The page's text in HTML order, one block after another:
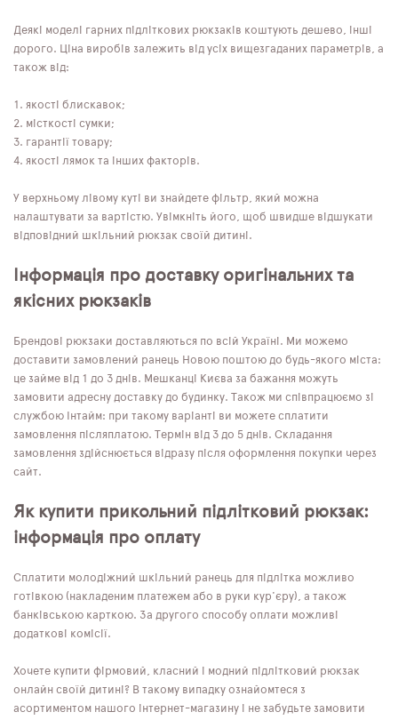
Деякі моделі гарних підліткових рюкзаків коштують дешево, інші
дорого. Ціна виробів залежить від усіх вищезгаданих параметрів, а
також від:
якості блискавок;
місткості сумки;
гарантії товару;
якості лямок та інших факторів.
У верхньому лівому куті ви знайдете фільтр, який можна
налаштувати за вартістю. Увімкніть його, щоб швидше відшукати
відповідний шкільний рюкзак своїй дитині.
Інформація про доставку оригінальних та
якісних рюкзаків
Брендові рюкзаки доставляються по всій Україні. Ми можемо
доставити замовлений ранець Новою поштою до будь-якого міста:
це займе від 1 до 3 днів. Мешканці Києва за бажання можуть
замовити адресну доставку до будинку. Також ми співпрацюємо зі
службою Інтайм: при такому варіанті ви можете сплатити
замовлення післяплатою. Термін від 3 до 5 днів. Складання
замовлення здійснюється відразу після оформлення покупки через
сайт.
Як купити прикольний підлітковий рюкзак:
інформація про оплату
Сплатити молодіжний шкільний ранець для підлітка можливо
готівкою (накладеним платежем або в руки кур'єру), а також
банківською карткою. За другого способу оплати можливі
додаткові комісії.
Хочете купити фірмовий, класний і модний підлітковий рюкзак
онлайн своїй дитині? В такому випадку ознайомтеся з
асортиментом нашого інтернет-магазину і не забудьте замовити